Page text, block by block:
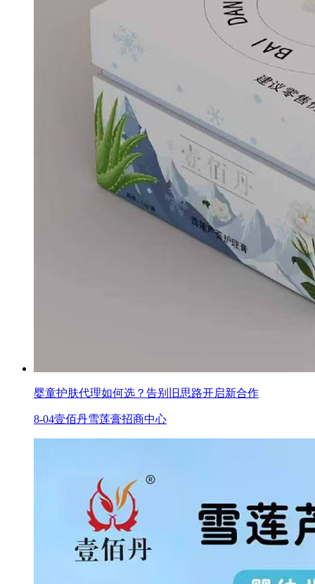
婴童护肤代理如何选？告别旧思路开启新合作
8-04壹佰丹雪莲膏招商中心